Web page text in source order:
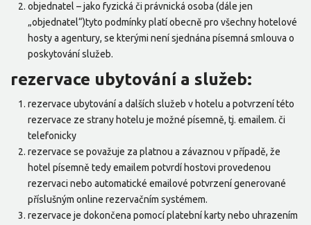
objednatel – jako fyzická či právnická osoba (dále jen
„objednatel“)tyto podmínky platí obecně pro všechny hotelové
hosty a agentury, se kterými není sjednána písemná smlouva o
poskytování služeb.
rezervace ubytování a služeb:
rezervace ubytování a dalších služeb v hotelu a potvrzení této
rezervace ze strany hotelu je možné písemně, tj. emailem. či
telefonicky
rezervace se považuje za platnou a závaznou v případě, že
hotel písemně tedy emailem potvrdí hostovi provedenou
rezervaci nebo automatické emailové potvrzení generované
příslušným online rezervačním systémem.
rezervace je dokončena pomocí platební karty nebo uhrazením